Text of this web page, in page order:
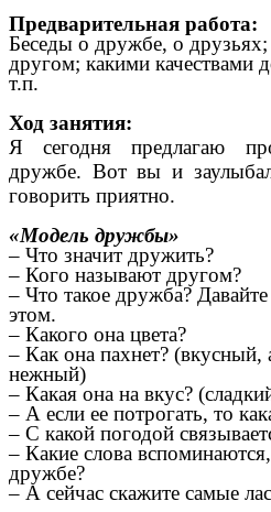
Предварительная работа:
Беседы о дружбе, о
другом; какими качествами
т.п.
Ход занятия:
Я сегодня предлагаю
дружбе. Вот вы и
говорить приятно.
«Модель дружбы»
– Что значит дружить?
– Кого называют другом?
– Что такое дружба?
этом.
– Какого она цвета?
– Как она пахнет?
нежный)
– Какая она на вкус?
– А если ее потрогать, то
– С какой погодой
– Какие слова
дружбе?
– А сейчас скажите самые